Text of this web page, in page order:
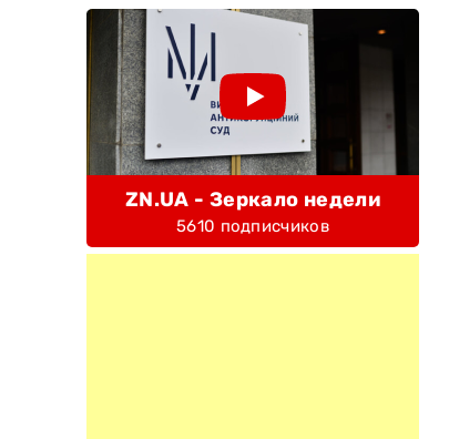
ZN.UA - Зеркало недели
5610 подписчиков